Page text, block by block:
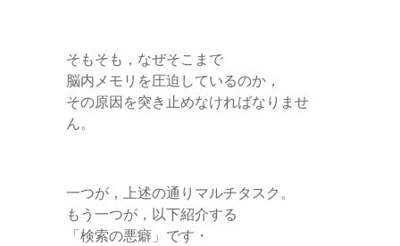
そもそも，なぜそこまで
脳内メモリを圧迫しているのか，
その原因を突き止めなければなりませ
ん。
一つが，上述の通りマルチタスク。
もう一つが，以下紹介する
「検索の悪癖」です・